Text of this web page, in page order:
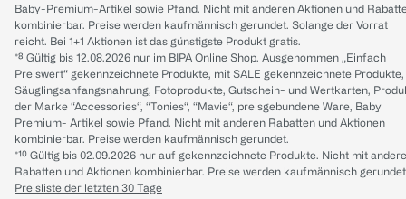
Baby-Premium-Artikel sowie Pfand. Nicht mit anderen Aktionen und
kombinierbar. Preise werden kaufmännisch gerundet. Solange der Vorrat
reicht. Bei 1+1 Aktionen ist das günstigste Produkt gratis.
*⁸ Gültig bis 12.08.2026 nur im BIPA Online Shop. Ausgenommen „Einfach
Preiswert“ gekennzeichnete Produkte, mit SALE gekennzeichnete Produkte,
Säuglingsanfangsnahrung, Fotoprodukte, Gutschein- und Wertkarten,
der Marke “Accessories“, “Tonies“, “Mavie“, preisgebundene Ware, Baby
Premium- Artikel sowie Pfand. Nicht mit anderen Rabatten und Aktionen
kombinierbar. Preise werden kaufmännisch gerundet.
*¹⁰ Gültig bis 02.09.2026 nur auf gekennzeichnete Produkte. Nicht mit
Rabatten und Aktionen kombinierbar. Preise werden kaufmännisch
Preisliste der letzten 30 Tage